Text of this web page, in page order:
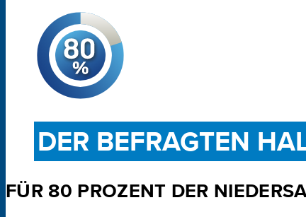
DER BEFRAGTEN
FÜR 80 PROZENT DER